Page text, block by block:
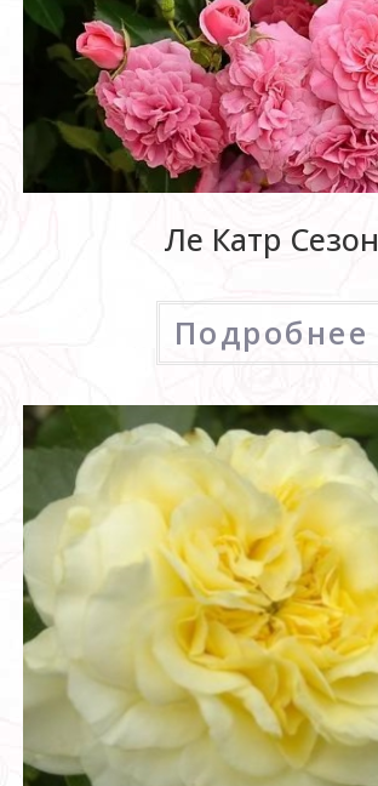
Ле Катр Сезон
Подробнее